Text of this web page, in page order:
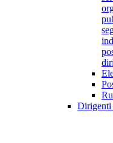
Dirigenti